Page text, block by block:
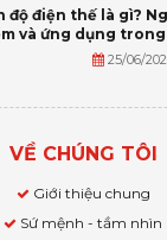
độ điện thế là gì?
và ứng dụng
25/06/
VỀ CHÚNG TÔI
Giới thiệu chung
Sứ mệnh - tầm nhìn